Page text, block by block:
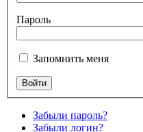
Пароль
Запомнить меня
Забыли пароль?
Забыли логин?